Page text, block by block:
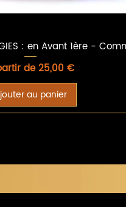
: en Avant 1ère -
de25,00 €
promotionnel
au panier